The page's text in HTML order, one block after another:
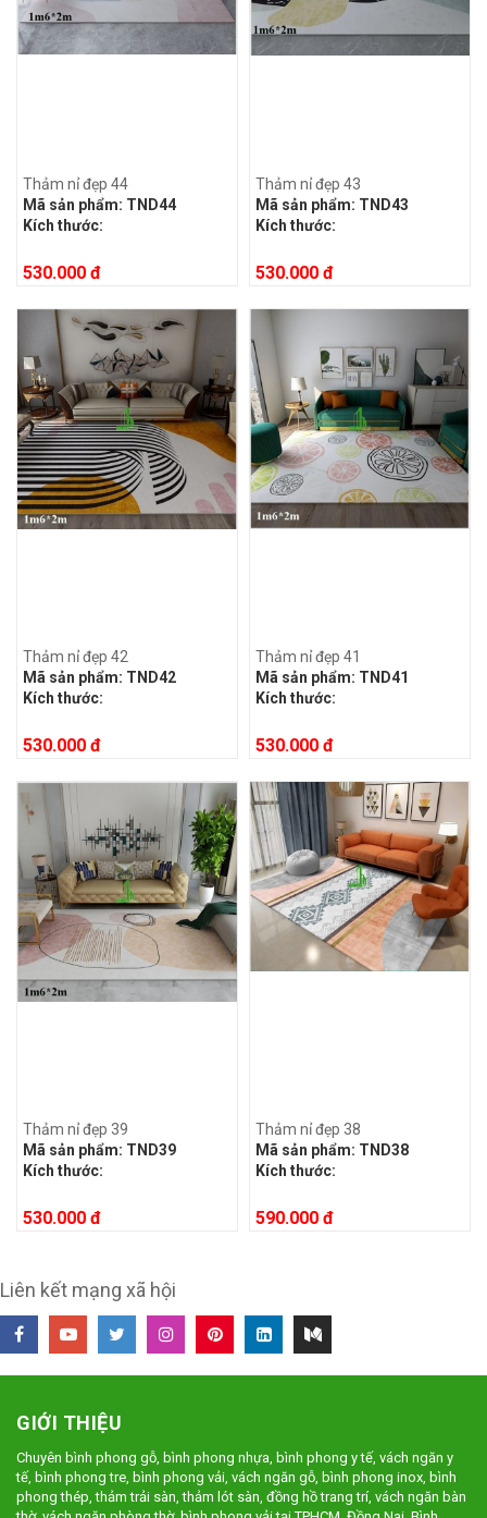
Thảm nỉ đẹp 44
Mã sản phẩm: TND44
Kích thước:
530.000 đ
Thảm nỉ đẹp 43
Mã sản phẩm: TND43
Kích thước:
530.000 đ
Thảm nỉ đẹp 42
Mã sản phẩm: TND42
Kích thước:
530.000 đ
Thảm nỉ đẹp 41
Mã sản phẩm: TND41
Kích thước:
530.000 đ
Thảm nỉ đẹp 39
Mã sản phẩm: TND39
Kích thước:
530.000 đ
Thảm nỉ đẹp 38
Mã sản phẩm: TND38
Kích thước:
590.000 đ
Liên kết mạng xã hội
GIỚI THIỆU
Chuyên bình phong gỗ, bình phong nhựa, bình phong y tế, vách ngăn y
tế, bình phong tre, bình phong vải, vách ngăn gỗ, bình phong inox, bình
phong thép, thảm trải sàn, thảm lót sàn, đồng hồ trang trí, vách ngăn bàn